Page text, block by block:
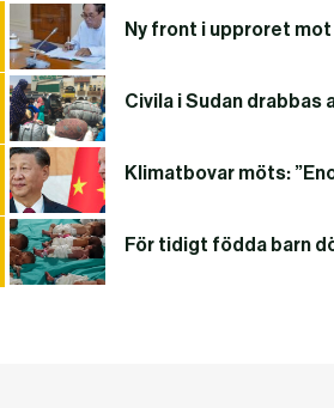
Ny front i upproret
Civila i Sudan drabbas
Klimatbovar möts:
För tidigt födda barn